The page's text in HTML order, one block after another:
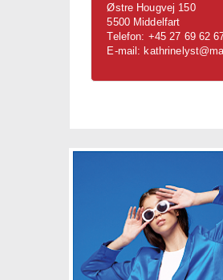
Østre Hougvej 150
5500 Middelfart
Telefon: +45 27 69 62
E-mail: